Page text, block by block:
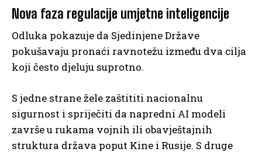
Nova faza regulacije umjetne inteligencije
Odluka pokazuje da Sjedinjene Države
pokušavaju pronaći ravnotežu između dva cilja
koji često djeluju suprotno.
S jedne strane žele zaštititi nacionalnu
sigurnost i spriječiti da napredni AI modeli
završe u rukama vojnih ili obavještajnih
struktura država poput Kine i Rusije. S druge